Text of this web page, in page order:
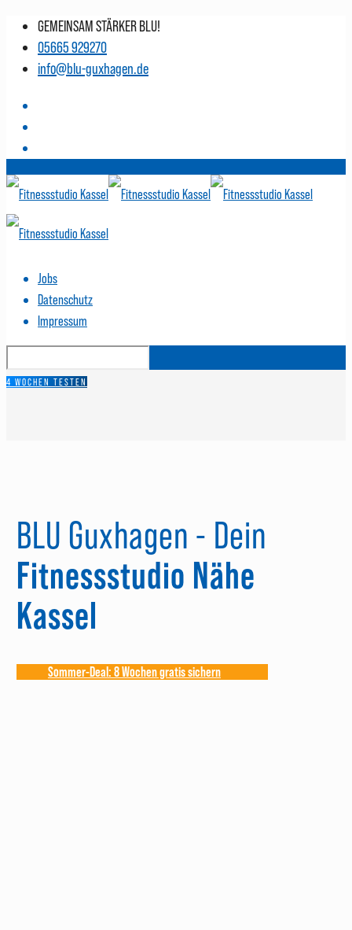
GEMEINSAM STÄRKER BLU!
05665 929270
info@blu-guxhagen.de
Jobs
Datenschutz
Impressum
4 WOCHEN TESTEN
BLU Guxhagen - Dein
Fitnessstudio Nähe
Kassel
Sommer-Deal: 8 Wochen gratis sichern